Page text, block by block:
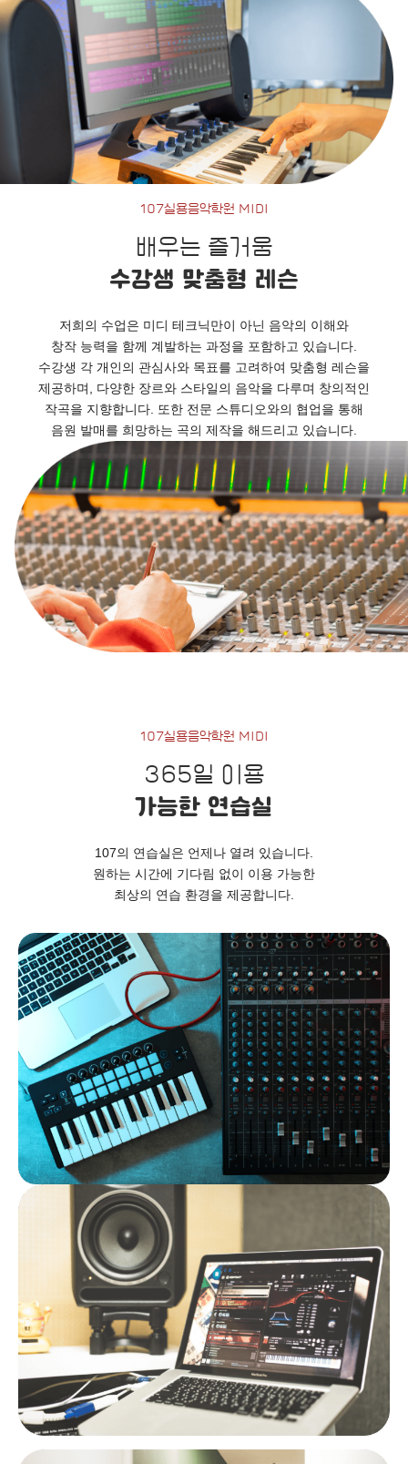
107실용음악학원 MIDI
배우는 즐거움
수강생 맞춤형 레슨
저희의 수업은 미디 테크닉만이 아닌 음악의 이해와
창작 능력을 함께 계발하는 과정을 포함하고 있습니다.
수강생 각 개인의 관심사와 목표를 고려하여 맞춤형 레슨을
제공하며, 다양한 장르와 스타일의 음악을 다루며 창의적인
작곡을 지향합니다. 또한 전문 스튜디오와의 협업을 통해
음원 발매를 희망하는 곡의 제작을 해드리고 있습니다.
107실용음악학원 MIDI
365일 이용
가능한 연습실
107의 연습실은 언제나 열려 있습니다.
원하는 시간에 기다림 없이 이용 가능한
최상의 연습 환경을 제공합니다.